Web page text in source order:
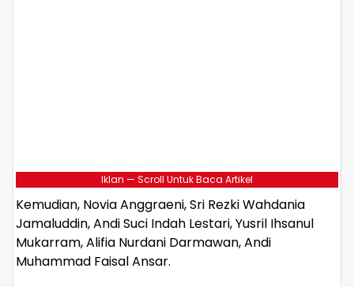
Iklan — Scroll Untuk Baca Artikel
Kemudian, Novia Anggraeni, Sri Rezki Wahdania
Jamaluddin, Andi Suci Indah Lestari, Yusril Ihsanul
Mukarram, Alifia Nurdani Darmawan, Andi
Muhammad Faisal Ansar.